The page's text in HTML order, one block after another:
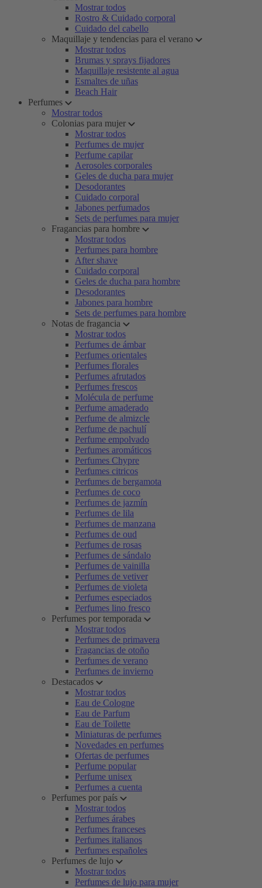
Mostrar todos
Rostro & Cuidado corporal
Cuidado del cabello
Maquillaje y tendencias para el verano
Mostrar todos
Brumas y sprays fijadores
Maquillaje resistente al agua
Esmaltes de uñas
Beach Hair
Perfumes
Mostrar todos
Colonias para mujer
Mostrar todos
Perfumes de mujer
Perfume capilar
Aerosoles corporales
Geles de ducha para mujer
Desodorantes
Cuidado corporal
Jabones perfumados
Sets de perfumes para mujer
Fragancias para hombre
Mostrar todos
Perfumes para hombre
After shave
Cuidado corporal
Geles de ducha para hombre
Desodorantes
Jabones para hombre
Sets de perfumes para hombre
Notas de fragancia
Mostrar todos
Perfumes de ámbar
Perfumes orientales
Perfumes florales
Perfumes afrutados
Perfumes frescos
Molécula de perfume
Perfume amaderado
Perfume de almizcle
Perfume de pachulí
Perfume empolvado
Perfumes aromáticos
Perfumes Chypre
Perfumes citricos
Perfumes de bergamota
Perfumes de coco
Perfumes de jazmín
Perfumes de lila
Perfumes de manzana
Perfumes de oud
Perfumes de rosas
Perfumes de sándalo
Perfumes de vainilla
Perfumes de vetiver
Perfumes de violeta
Perfumes especiados
Perfumes lino fresco
Perfumes por temporada
Mostrar todos
Perfumes de primavera
Fragancias de otoño
Perfumes de verano
Perfumes de invierno
Destacados
Mostrar todos
Eau de Cologne
Eau de Parfum
Eau de Toilette
Miniaturas de perfumes
Novedades en perfumes
Ofertas de perfumes
Perfume popular
Perfume unisex
Perfumes a cuenta
Perfumes por país
Mostrar todos
Perfumes árabes
Perfumes franceses
Perfumes italianos
Perfumes españoles
Perfumes de lujo
Mostrar todos
Perfumes de lujo para mujer